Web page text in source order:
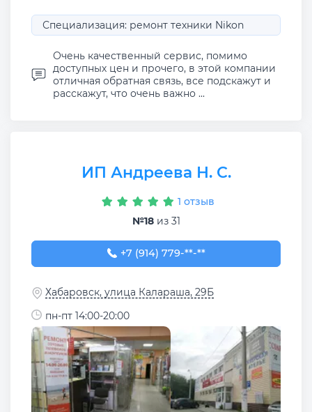
Специализация: ремонт техники Nikon
Очень качественный сервис, помимо
доступных цен и прочего, в этой компании
отличная обратная связь, все подскажут и
расскажут, что очень важно ...
ИП Андреева Н. С.
1 отзыв
№18из 31
+7 (914) 779-38-26
+7 (914) 779-**-**
Хабаровск, улица Калараша, 29Б
пн-пт 14:00-20:00